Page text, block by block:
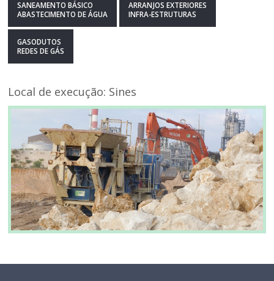
SANEAMENTO BÁSICO
ABASTECIMENTO DE ÁGUA
ARRANJOS EXTERIORES
INFRA-ESTRUTURAS
GASODUTOS
REDES DE GÁS
Local de execução: Sines